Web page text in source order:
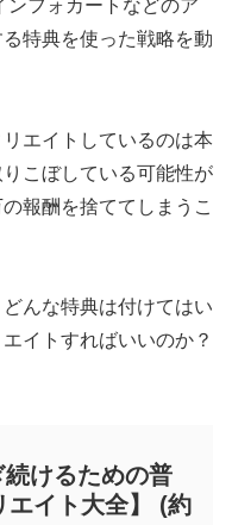
ンフォカートなどのア
特典を使った戦略を動
エイトしているのは本
こぼしている可能性が
報酬を捨ててしまうこ
んな特典は付けてはい
イトすればいいのか？
けるための普
エイト大全】 (約